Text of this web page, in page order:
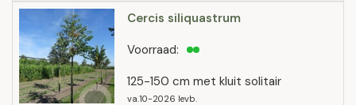
Cercis siliquastrum
125-150 cm met kluit solitair
va.10-2026 levb.
Voorraad: